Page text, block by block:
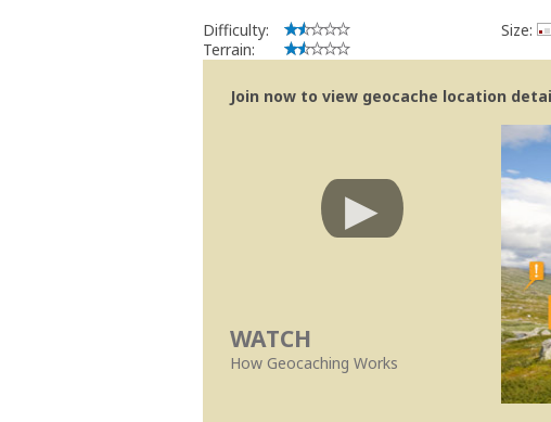
Difficulty:
Terrain:
Size:
Join now to view geocache location
WATCH
How Geocaching Works